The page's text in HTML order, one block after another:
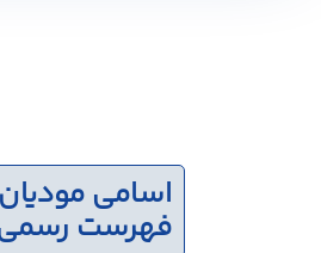
اسامی
فهرست